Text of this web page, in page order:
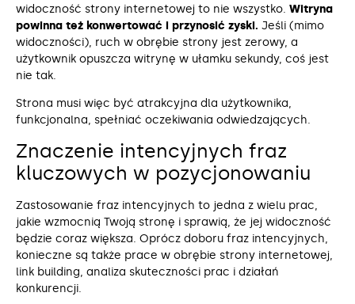
widoczność strony internetowej to nie wszystko. Witryna
powinna też konwertować i przynosić zyski. Jeśli (mimo
widoczności), ruch w obrębie strony jest zerowy, a
użytkownik opuszcza witrynę w ułamku sekundy, coś jest
nie tak.
Strona musi więc być atrakcyjna dla użytkownika,
funkcjonalna, spełniać oczekiwania odwiedzających.
Znaczenie intencyjnych fraz
kluczowych w pozycjonowaniu
Zastosowanie fraz intencyjnych to jedna z wielu prac,
jakie wzmocnią Twoją stronę i sprawią, że jej widoczność
będzie coraz większa. Oprócz doboru fraz intencyjnych,
konieczne są także prace w obrębie strony internetowej,
link building, analiza skuteczności prac i działań
konkurencji.